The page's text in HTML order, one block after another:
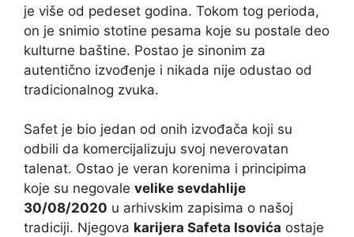
je više od pedeset godina. Tokom tog perioda,
on je snimio stotine pesama koje su postale deo
kulturne baštine. Postao je sinonim za
autentično izvođenje i nikada nije odustao od
tradicionalnog zvuka.
Safet je bio jedan od onih izvođača koji su
odbili da komercijalizuju svoj neverovatan
talenat. Ostao je veran korenima i principima
koje su negovale velike sevdahlije
30/08/2020 u arhivskim zapisima o našoj
tradiciji. Njegova karijera Safeta Isovića ostaje